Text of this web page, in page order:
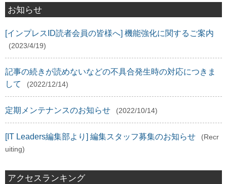
お知らせ
[インプレスID読者会員の皆様へ] 機能強化に関するご案内
(2023/4/19)
記事の続きが読めないなどの不具合発生時の対応につきま
して
(2022/12/14)
定期メンテナンスのお知らせ (2022/10/14)
[IT Leaders編集部より] 編集スタッフ募集のお知らせ
(Recr
uiting)
アクセスランキング